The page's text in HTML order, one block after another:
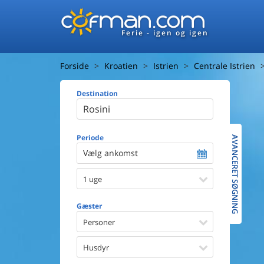
Ferie - igen og igen
Forside Kroatien Istrien Centrale Istrien
Destination
Periode
Vælg ankomst
1 uge
Gæster
Personer
Husdyr
Afstand til
Udsigt til
Faciliteter
Spa
AVANCERET SØGNING